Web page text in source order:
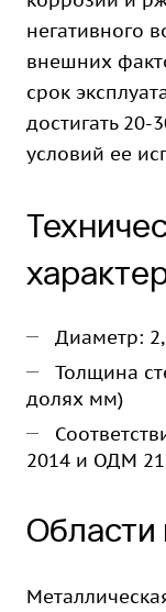
негативного
внешних
срок
достигать 20-
условий ее
Диаметр:
Толщина
долях мм)
2014 и ОДМ